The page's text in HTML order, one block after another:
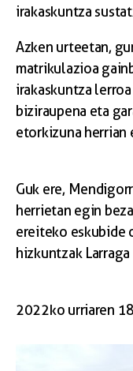
irakaskuntza
Azken urteetan,
matrikulazioa
irakaskuntza
biziraupena eta
etorkizuna herrian
Guk ere,
herrietan egin
ereiteko eskubide
hizkuntzak
2022ko urriaren